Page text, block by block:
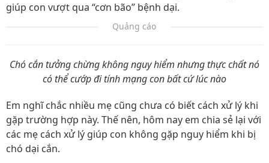
giúp con vượt qua “cơn bão” bệnh dại.
Quảng cáo
Chó cắn tưởng chừng không nguy hiểm nhưng thực chất nó
có thể cướp đi tính mạng con bất cứ lúc nào
Em nghĩ chắc nhiều mẹ cũng chưa có biết cách xử lý khi
gặp trường hợp này. Thế nên, hôm nay em chia sẻ lại với
các mẹ cách xử lý giúp con không gặp nguy hiểm khi bị
chó dại cắn.